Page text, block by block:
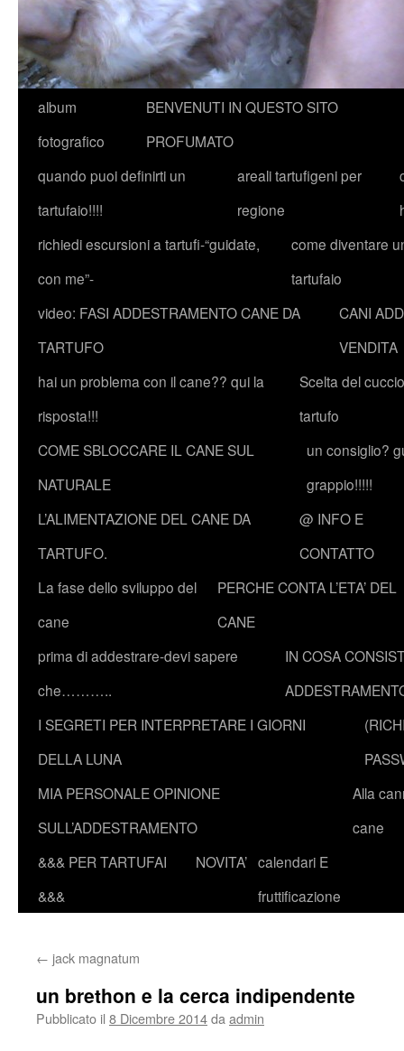
album
fotografico
BENVENUTI IN QUESTO SITO
PROFUMATO
quando puoi definirti un
tartufaio!!!!
areali tartufigeni per
regione
richiedi escursioni a tartufi-“guidate,
con me”-
come diventare
tartufaio
video: FASI ADDESTRAMENTO CANE DA
TARTUFO
CANI
VENDITA
hai un problema con il cane?? qui la
risposta!!!
Scelta del
tartufo
COME SBLOCCARE IL CANE SUL
NATURALE
un consiglio?
grappio!!!!!
L’ALIMENTAZIONE DEL CANE DA
TARTUFO.
@ INFO E
CONTATTO
La fase dello sviluppo del
cane
PERCHE CONTA L’ETA’ DEL
CANE
prima di addestrare-devi sapere
che………..
IN COSA
I SEGRETI PER INTERPRETARE I GIORNI
DELLA LUNA
MIA PERSONALE OPINIONE
SULL’ADDESTRAMENTO
Alla
cane
&&& PER TARTUFAI
&&&
NOVITA’ calendari E
fruttificazione
← jack magnatum
un brethon e la cerca indipendente
Pubblicato il 8 Dicembre 2014da admin